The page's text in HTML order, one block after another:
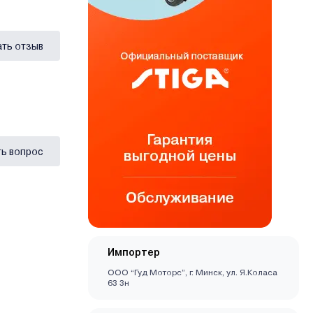
отзыв
вопрос
Импортер
ООО “Гуд Моторс”, г. Минск, ул. Я.Коласа
63 3н